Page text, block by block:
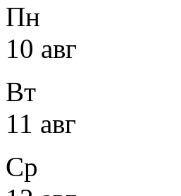
Пн
10 авг
Вт
11 авг
Ср